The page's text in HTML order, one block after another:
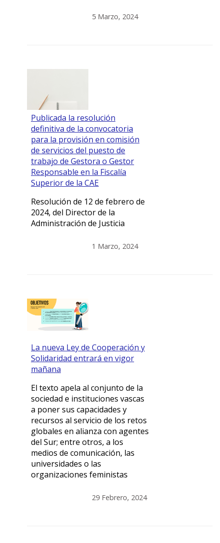
5 Marzo, 2024
Publicada la resolución
definitiva de la convocatoria
para la provisión en comisión
de servicios del puesto de
trabajo de Gestora o Gestor
Responsable en la Fiscalía
Superior de la CAE
Resolución de 12 de febrero de
2024, del Director de la
Administración de Justicia
1 Marzo, 2024
La nueva Ley de Cooperación y
Solidaridad entrará en vigor
mañana
El texto apela al conjunto de la
sociedad e instituciones vascas
a poner sus capacidades y
recursos al servicio de los retos
globales en alianza con agentes
del Sur; entre otros, a los
medios de comunicación, las
universidades o las
organizaciones feministas
29 Febrero, 2024